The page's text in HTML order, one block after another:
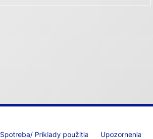
Spotreba/ Príklady použitia Upozornenia